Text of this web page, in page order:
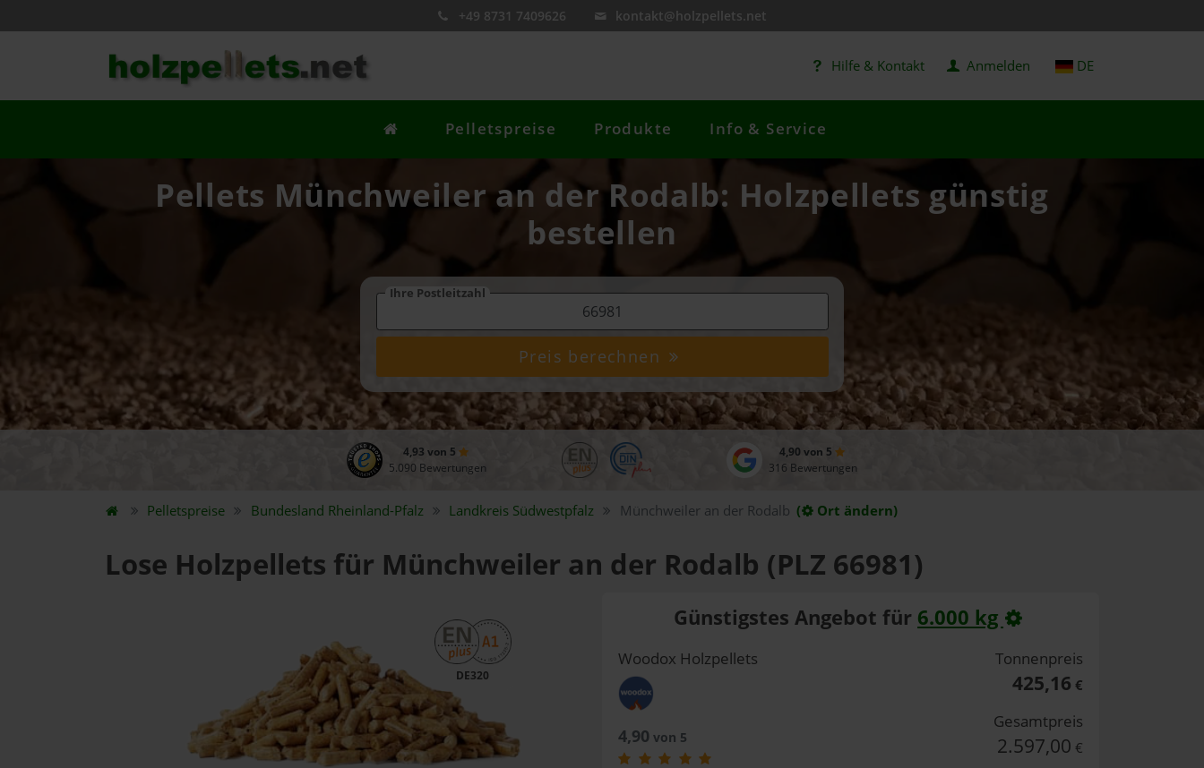
+49 8731 7409626 kontakt@holzpellets.net
Hilfe & Kontakt Anmelden DE
Pelletspreise Produkte Info & Service
Pellets Münchweiler an der Rodalb: Holzpellets günstig
bestellen
Ihre Postleitzahl
Preis berechnen
4,93 von 5
5.090 Bewertungen
4,90 von 5
316 Bewertungen
Pelletspreise Bundesland Rheinland-Pfalz Landkreis Südwestpfalz Münchweiler an der Rodalb ( Ort ändern)
Lose Holzpellets für Münchweiler an der Rodalb (PLZ 66981)
DE320
Günstigstes Angebot für 6.000 kg
Woodox Holzpellets
4,90 von 5
Tonnenpreis
425,16 €
Gesamtpreis
2.597,00 €